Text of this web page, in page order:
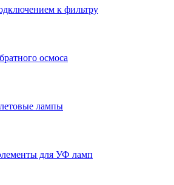
к фильтру
осмоса
лампы
для УФ ламп